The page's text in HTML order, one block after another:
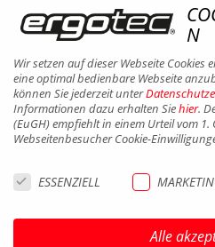
KARRIERE
B2B PORTAL
COOKIES
N
Wir setzen auf dieser Webseite Cookies
eine optimal bedienbare Webseite
können Sie jederzeit unter
Informationen dazu erhalten Siehier.
(EuGH) empfiehlt in einem Urteil vom 1.
Webseitenbesucher Cookie-
ESSENZIELL
Alle